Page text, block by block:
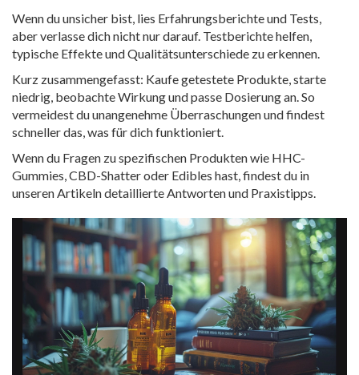
Wenn du unsicher bist, lies Erfahrungsberichte und Tests,
aber verlasse dich nicht nur darauf. Testberichte helfen,
typische Effekte und Qualitätsunterschiede zu erkennen.
Kurz zusammengefasst: Kaufe getestete Produkte, starte
niedrig, beobachte Wirkung und passe Dosierung an. So
vermeidest du unangenehme Überraschungen und findest
schneller das, was für dich funktioniert.
Wenn du Fragen zu spezifischen Produkten wie HHC-
Gummies, CBD-Shatter oder Edibles hast, findest du in
unseren Artikeln detaillierte Antworten und Praxistipps.